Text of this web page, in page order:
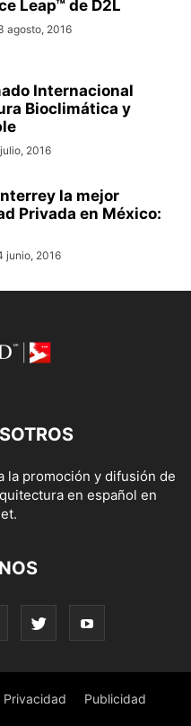
Leap™ de D2L
agosto, 2016
Internacional
Bioclimática y
2016
la mejor
Privada en México:
junio, 2016
la promoción y difusión de
en español en
Privacidad Publicidad